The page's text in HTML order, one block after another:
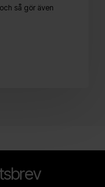
så gör även